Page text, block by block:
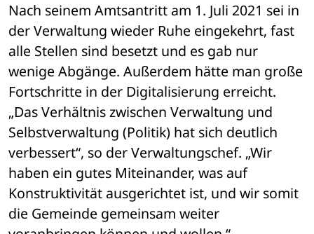
Nach seinem Amtsantritt am 1. Juli 2021 sei in
der Verwaltung wieder Ruhe eingekehrt, fast
alle Stellen sind besetzt und es gab nur
wenige Abgänge. Außerdem hätte man große
Fortschritte in der Digitalisierung erreicht.
„Das Verhältnis zwischen Verwaltung und
Selbstverwaltung (Politik) hat sich deutlich
verbessert“, so der Verwaltungschef. „Wir
haben ein gutes Miteinander, was auf
Konstruktivität ausgerichtet ist, und wir somit
die Gemeinde gemeinsam weiter